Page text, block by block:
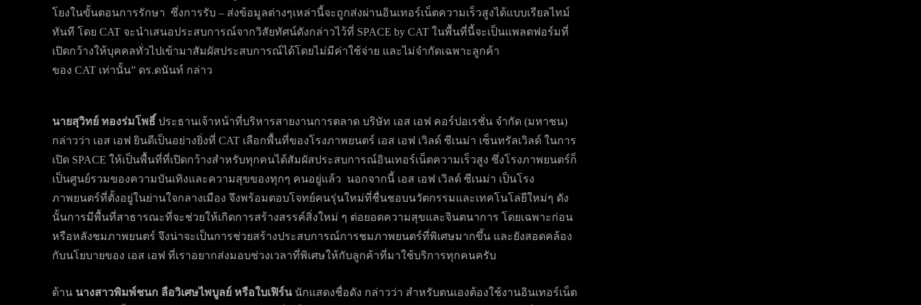
โยงในขั้นตอนการรักษา ซึ่งการรับ – ส่งข้อมูลต่างๆเหล่านี้จะถูกส่งผ่านอินเทอร์เน็ตความเร็วสูงได้แบบเรียลไทม์
ทันที โดย CAT จะนำเสนอประสบการณ์จากวิสัยทัศน์ดังกล่าวไว้ที่ SPACE by CAT ในพื้นที่นี้จะเป็นแพลตฟอร์มที่
เปิดกว้างให้บุคคลทั่วไปเข้ามาสัมผัสประสบการณ์ได้โดยไม่มีค่าใช้จ่าย และไม่จำกัดเฉพาะลูกค้า
ของ CAT เท่านั้น” ดร.ดนันท์ กล่าว
นายสุวิทย์ ทองร่มโพธิ์ ประธานเจ้าหน้าที่บริหารสายงานการตลาด บริษัท เอส เอฟ คอร์ปอเรชั่น จำกัด (มหาชน)
กล่าวว่า เอส เอฟ ยินดีเป็นอย่างยิ่งที่ CAT เลือกพื้นที่ของโรงภาพยนตร์ เอส เอฟ เวิลด์ ซีเนม่า เซ็นทรัลเวิลด์ ในการ
เปิด SPACE ให้เป็นพื้นที่ที่เปิดกว้างสำหรับทุกคนได้สัมผัสประสบการณ์อินเทอร์เน็ตความเร็วสูง ซึ่งโรงภาพยนตร์ก็
เป็นศูนย์รวมของความบันเทิงและความสุขของทุกๆ คนอยู่แล้ว นอกจากนี้ เอส เอฟ เวิลด์ ซีเนม่า เป็นโรง
ภาพยนตร์ที่ตั้งอยู่ในย่านใจกลางเมือง จึงพร้อมตอบโจทย์คนรุ่นใหม่ที่ชื่นชอบนวัตกรรมและเทคโนโลยีใหม่ๆ ดัง
นั้นการมีพื้นที่สาธารณะที่จะช่วยให้เกิดการสร้างสรรค์สิ่งใหม่ ๆ ต่อยอดความสุขและจินตนาการ โดยเฉพาะก่อน
หรือหลังชมภาพยนตร์ จึงน่าจะเป็นการช่วยสร้างประสบการณ์การชมภาพยนตร์ที่พิเศษมากขึ้น และยังสอดคล้อง
กับนโยบายของ เอส เอฟ ที่เราอยากส่งมอบช่วงเวลาที่พิเศษให้กับลูกค้าที่มาใช้บริการทุกคนครับ
ด้าน นางสาวพิมพ์ชนก ลือวิเศษไพบูลย์ หรือใบเฟิร์น นักแสดงชื่อดัง กล่าวว่า สำหรับตนเองต้องใช้งานอินเทอร์เน็ต